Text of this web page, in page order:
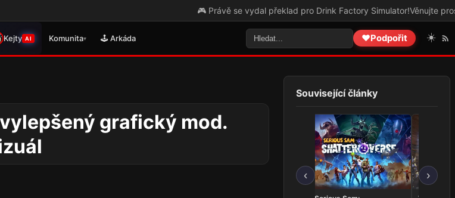
🎮 Právě se vydal překlad pro Drink Factory Simulator!Věnujte prosím
Kejty AI Komunita▾ 🕹️ Arkáda ❤️Podpořit ☀️
grafický mod.
Související články
‹ ›